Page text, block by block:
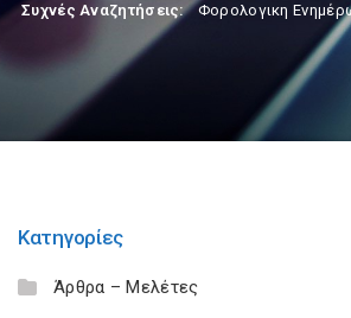
Συχνές Αναζητήσεις: Φορολογικη
Κατηγορίες
Άρθρα – Μελέτες